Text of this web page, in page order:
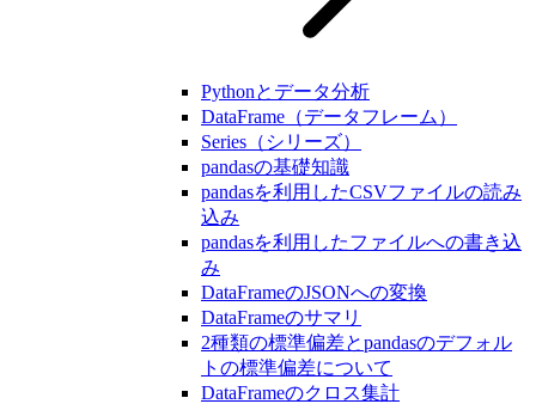
Pythonとデータ分析
DataFrame（データフレーム）
Series（シリーズ）
pandasの基礎知識
pandasを利用したCSVファイルの読み
込み
pandasを利用したファイルへの書き込
み
DataFrameのJSONへの変換
DataFrameのサマリ
2種類の標準偏差とpandasのデフォル
トの標準偏差について
DataFrameのクロス集計